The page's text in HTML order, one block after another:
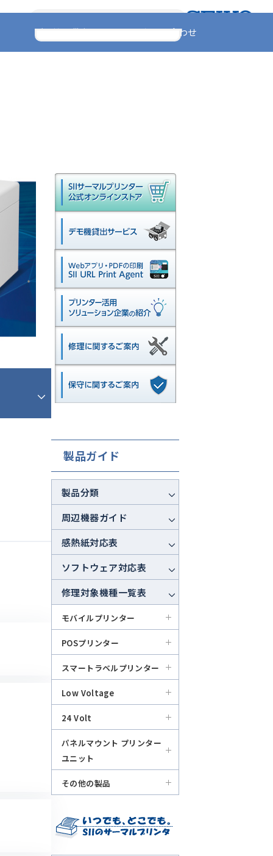
デモ機の貸出 お問い合わせ
製品ガイド
製品分類
周辺機器ガイド
感熱紙対応表
ソフトウェア対応表
修理対象機種一覧表
モバイルプリンター
POSプリンター
スマートラベルプリンター
Low Voltage
24 Volt
パネルマウント プリンター
ユニット
その他の製品